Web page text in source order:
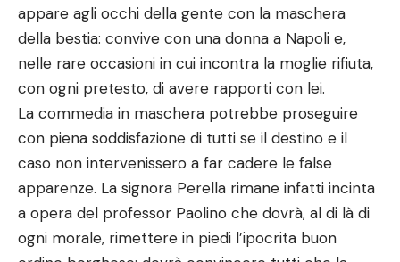
appare agli occhi della gente con la maschera
della bestia: convive con una donna a Napoli e,
nelle rare occasioni in cui incontra la moglie rifiuta,
con ogni pretesto, di avere rapporti con lei.
La commedia in maschera potrebbe proseguire
con piena soddisfazione di tutti se il destino e il
caso non intervenissero a far cadere le false
apparenze. La signora Perella rimane infatti incinta
a opera del professor Paolino che dovrà, al di là di
ogni morale, rimettere in piedi l’ipocrita buon